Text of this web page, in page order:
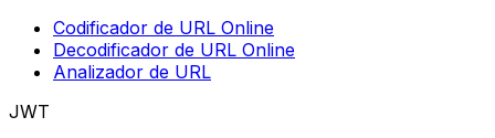
Codificador de URL Online
Decodificador de URL Online
Analizador de URL
JWT